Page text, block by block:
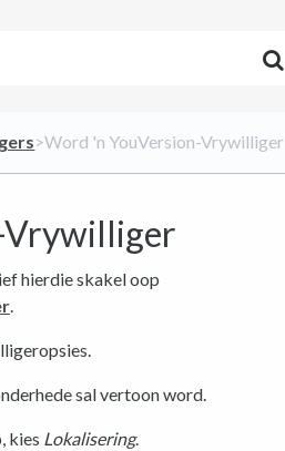
​>​ Word 'n YouVersion-Vrywilliger
Vrywilliger
hierdie skakel oop
.
sal vertoon word.
kies Lokalisering.